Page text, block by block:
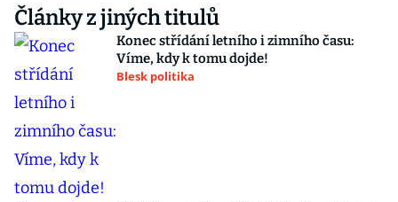
Články z jiných titulů
Konec střídání letního i zimního času:
Víme, kdy k tomu dojde!
Blesk politika